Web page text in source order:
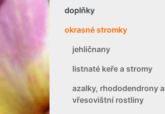
doplňky
okrasné stromky
jehličnany
listnaté keře a stromy
azalky, rhododendrony a
vřesovištní rostliny